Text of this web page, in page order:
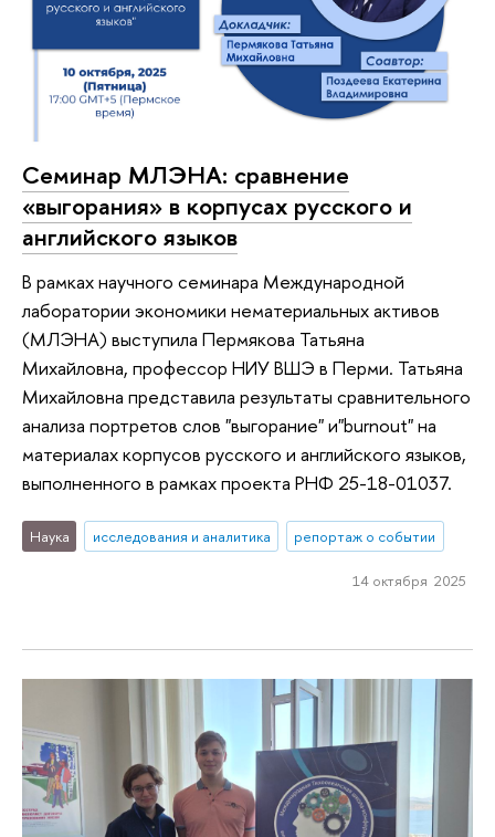
Семинар МЛЭНА: сравнение
«выгорания» в корпусах русского и
английского языков
В рамках научного семинара Международной
лаборатории экономики нематериальных активов
(МЛЭНА) выступила Пермякова Татьяна
Михайловна, профессор НИУ ВШЭ в Перми. Татьяна
Михайловна представила результаты сравнительного
анализа портретов слов "выгорание" и"burnout" на
материалах корпусов русского и английского языков,
выполненного в рамках проекта РНФ 25-18-01037.
Наука исследования и аналитика репортаж о событии
14 октября 2025